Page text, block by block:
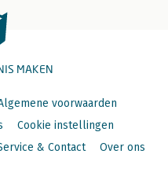
MAKEN
voorwaarden
Cookie instellingen
& Contact Over ons